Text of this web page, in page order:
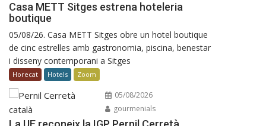
Casa METT Sitges estrena hoteleria
boutique
05/08/26. Casa METT Sitges obre un hotel boutique
de cinc estrelles amb gastronomia, piscina, benestar
i disseny contemporani a Sitges
Horecat Hotels Zoom
05/08/2026
gourmenials